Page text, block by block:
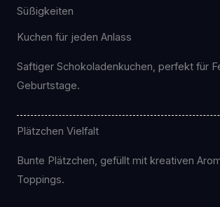
Süßigkeiten
Kuchen für jeden Anlass
Saftiger Schokoladenkuchen, perfekt für
Geburtstage.
Plätzchen Vielfalt
Bunte Plätzchen, gefüllt mit kreativen
Toppings.